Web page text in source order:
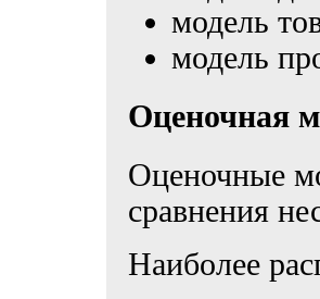
модель
модель
Оценочная
Оценочные
сравнения
Наиболее